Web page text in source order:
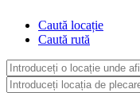
Caută locație
Caută rută